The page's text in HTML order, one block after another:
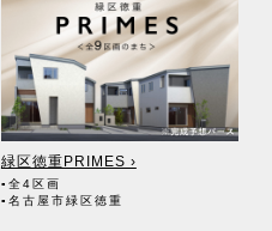
緑区徳重PRIMES ›
▪全4区画
▪名古屋市緑区徳重